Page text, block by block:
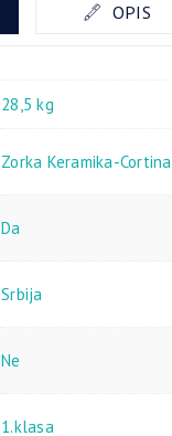
OPIS
28,5 kg
Zorka Keramika-Cortina
Da
Srbija
Ne
1.klasa